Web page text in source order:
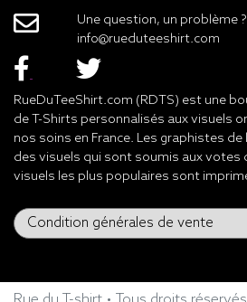
Une question, un problème ?
info@rueduteeshirt.com
RueDuTeeShirt.com (RDTS) est une
de T-Shirts personnalisés aux visuels
nos soins en France. Les graphistes
des visuels qui sont soumis aux votes
visuels les plus populaires sont